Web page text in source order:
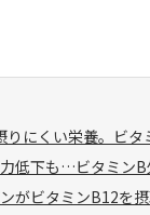
りにくい栄養。ビタ
低下も…ビタミンB
がビタミンB12を